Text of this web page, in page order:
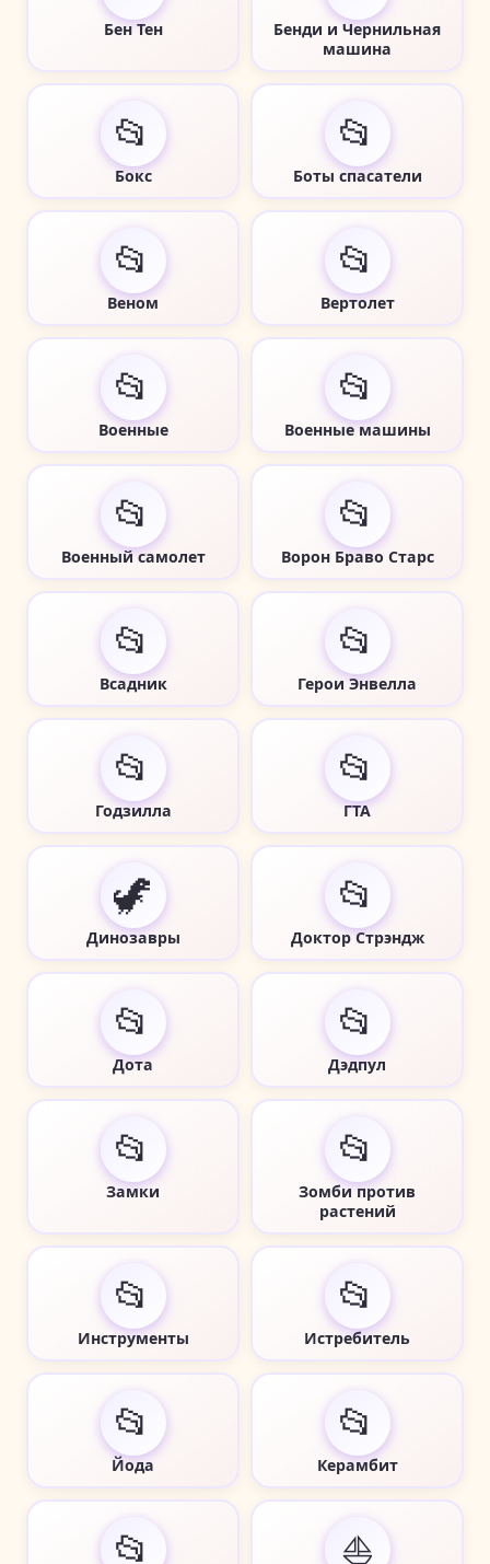
Бен Тен
Бенди и Чернильная
машина
📂
Бокс
📂
Боты спасатели
📂
Веном
📂
Вертолет
📂
Военные
📂
Военные машины
📂
Военный самолет
📂
Ворон Браво Старс
📂
Всадник
📂
Герои Энвелла
📂
Годзилла
📂
ГТА
🦖
Динозавры
📂
Доктор Стрэндж
📂
Дота
📂
Дэдпул
📂
Замки
📂
Зомби против
растений
📂
Инструменты
📂
Истребитель
📂
Йода
📂
Керамбит
📂 ⛵